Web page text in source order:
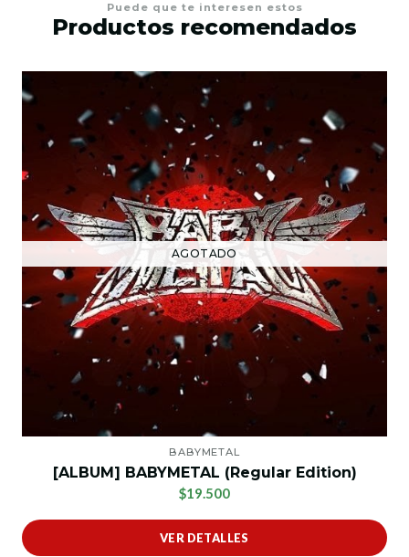
Puede que te interesen estos
Productos recomendados
AGOTADO
BABYMETAL
[ALBUM] BABYMETAL (Regular Edition)
$19.500
VER DETALLES